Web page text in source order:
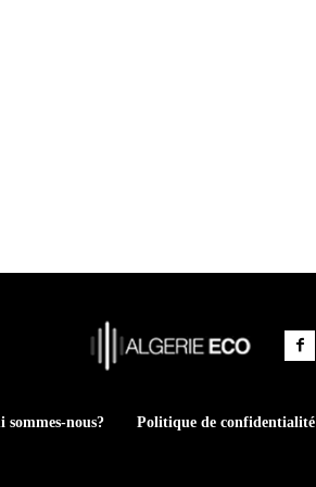
sommes-nous? Politique de confidentialité